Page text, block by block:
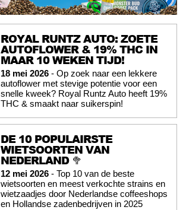
ROYAL RUNTZ AUTO: ZOETE
AUTOFLOWER & 19% THC IN
MAAR 10 WEKEN TIJD!
18 mei 2026 - Op zoek naar een lekkere
autoflower met stevige potentie voor een
snelle kweek? Royal Runtz Auto heeft 19%
THC & smaakt naar suikerspin!
DE 10 POPULAIRSTE
WIETSOORTEN VAN
NEDERLAND 🥦
12 mei 2026 - Top 10 van de beste
wietsoorten en meest verkochte strains en
wietzaadjes door Nederlandse coffeeshops
en Hollandse zadenbedrijven in 2025